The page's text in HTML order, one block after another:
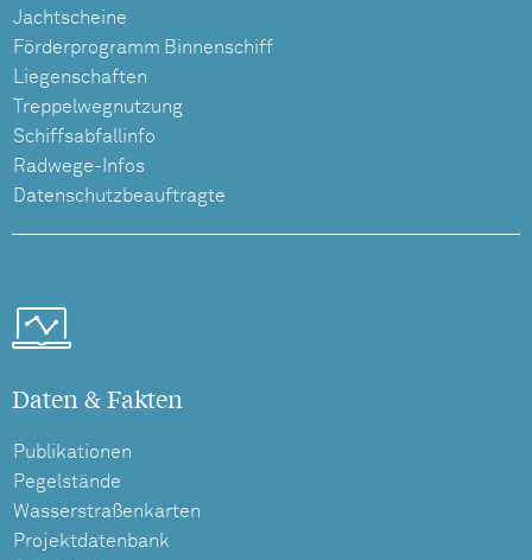
Jachtscheine
Förderprogramm Binnenschiff
Liegenschaften
Treppelwegnutzung
Schiffsabfallinfo
Radwege-Infos
Datenschutzbeauftragte
Daten & Fakten
Publikationen
Pegelstände
Wasserstraßenkarten
Projektdatenbank